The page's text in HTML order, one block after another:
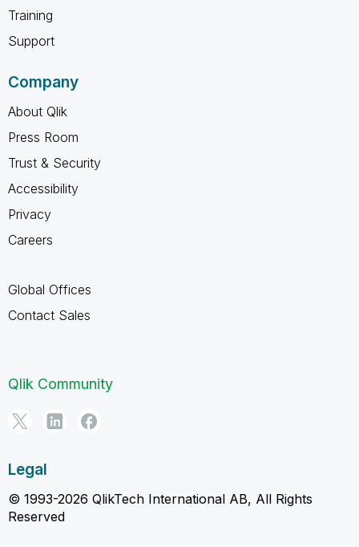
Training
Support
Company
About Qlik
Press Room
Trust & Security
Accessibility
Privacy
Careers
Global Offices
Contact Sales
Qlik Community
Legal
© 1993-2026 QlikTech International AB, All Rights
Reserved